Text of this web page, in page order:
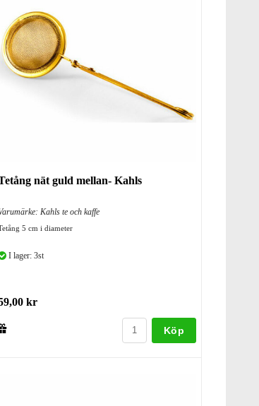
nät guld mellan- Kahls
Kahls te och kaffe
5 cm i diameter
I lager: 3st
kr
Köp